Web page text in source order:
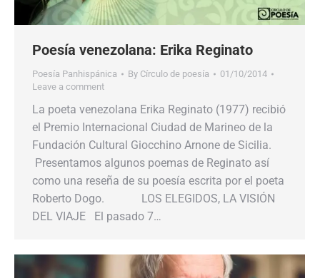
Poesía venezolana: Erika Reginato
Poesía Panhispánica By Círculo de poesía
01/10/2014
Leave a comment
La poeta venezolana Erika Reginato (1977) recibió
el Premio Internacional Ciudad de Marineo de la
Fundación Cultural Giocchino Arnone de Sicilia.
Presentamos algunos poemas de Reginato así
como una reseña de su poesía escrita por el poeta
Roberto Dogo. LOS ELEGIDOS, LA VISIÓN
DEL VIAJE El pasado 7…